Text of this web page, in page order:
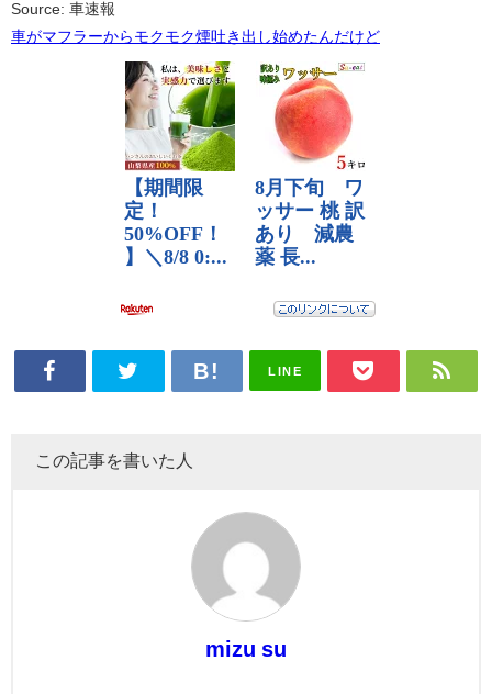
Source: 車速報
車がマフラーからモクモク煙吐き出し始めたんだけど
LINE
この記事を書いた人
mizu su